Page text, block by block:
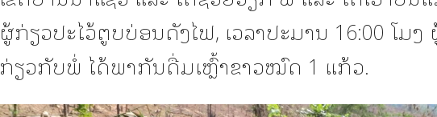
ຜູ້ກ່ຽວປະໄວ້ຕູບບ່ອນດັງໄຟ, ເວລາປະມານ 16:00 ໂມງ
ກ່ຽວກັບພໍ່ ໄດ້ພາກັນດື່ມເຫຼົ້າຂາວໝົດ 1 ແກ້ວ.